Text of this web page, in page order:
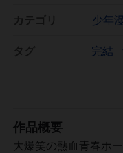
少年
完結
作品概要
大爆笑の熱血青春ホ